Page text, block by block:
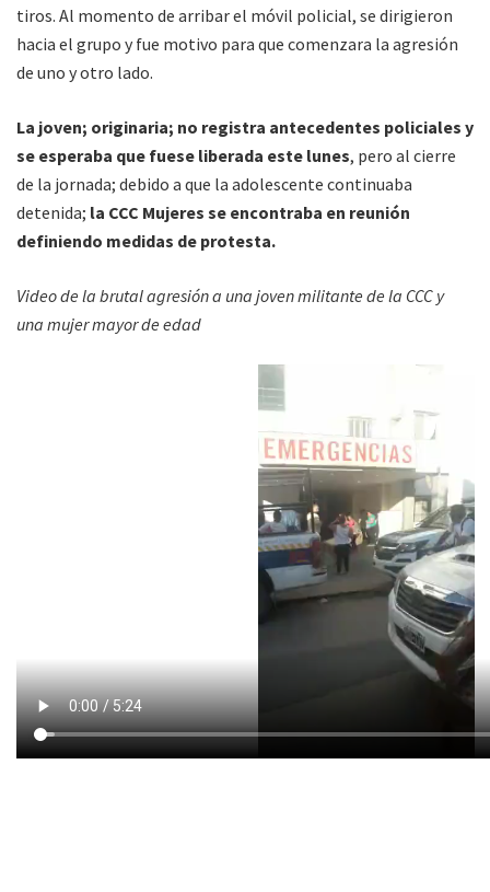
tiros. Al momento de arribar el móvil policial, se dirigieron
hacia el grupo y fue motivo para que comenzara la agresión
de uno y otro lado.
La joven; originaria; no registra antecedentes policiales y
se esperaba que fuese liberada este lunes, pero al cierre
de la jornada; debido a que la adolescente continuaba
detenida; la CCC Mujeres se encontraba en reunión
definiendo medidas de protesta.
Video de la brutal agresión a una joven militante de la CCC y
una mujer mayor de edad